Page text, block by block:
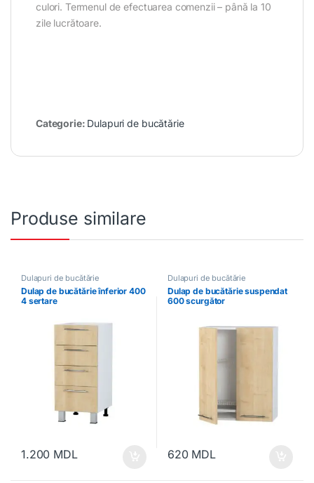
culori. Termenul de efectuarea comenzii – până la 10
zile lucrătoare.
Categorie: Dulapuri de bucătărie
Produse similare
Dulapuri de bucătărie
Dulap de bucătărie înferior 400
4 sertare
1.200 MDL
Dulapuri de bucătărie
Dulap de bucătărie suspendat
600 scurgător
620 MDL